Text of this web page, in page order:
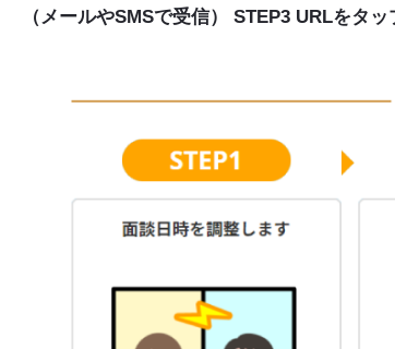
（メールやSMSで受信） STEP3 URLをタッ